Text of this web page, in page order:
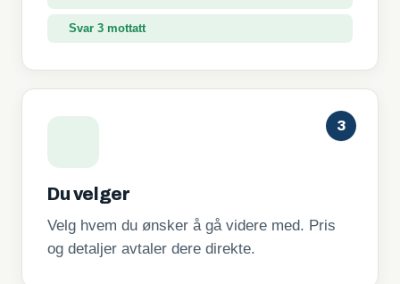
Svar 3 mottatt
3
Du velger
Velg hvem du ønsker å gå videre med. Pris
og detaljer avtaler dere direkte.